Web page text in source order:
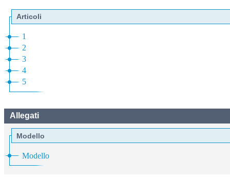
Articoli
1
2
3
4
5
Allegati
Modello
Modello